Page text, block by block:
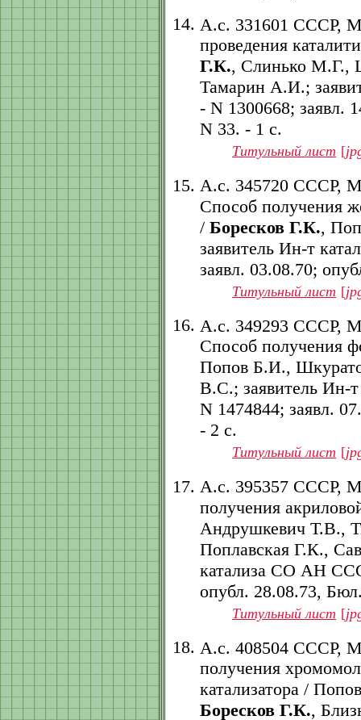
А.с. 331601 СССР,
проведения
Г.К., Слинько М.Г.,
Тамарин А.И.;
- N 1300668; заявл.
N 33. - 1 с.
Титульный лист [
А.с. 345720 СССР,
Способ получения
/ Боресков Г.К.,
заявитель Ин-т
заявл. 03.08.70;
Титульный лист [
А.с. 349293 СССР,
Способ получения
Попов Б.И.,
В.С.; заявитель
N 1474844; заявл.
- 2 с.
Титульный лист [
А.с. 395357 СССР,
получения
Андрушкевич Т.В.,
Поплавская Г.К.,
катализа СО АН
опубл. 28.08.73,
Титульный лист [
А.с. 408504 СССР,
получения
катализатора /
Боресков Г.К.,